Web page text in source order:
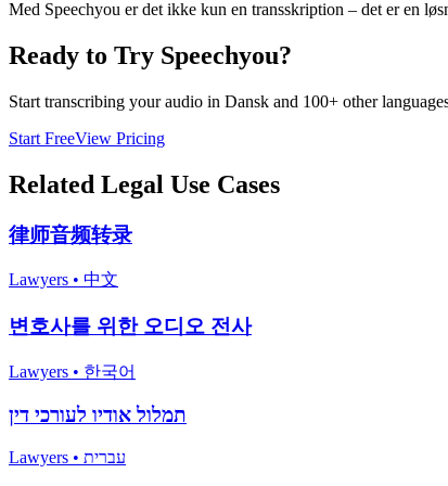
Med Speechyou er det ikke kun en transskription – det er en
Ready to Try Speechyou?
Start transcribing your audio in Dansk and 100+ other
Start FreeView Pricing
Related Legal Use Cases
律师音频转录
Lawyers • 中文
변호사를 위한 오디오 전사
Lawyers • 한국어
תמלול אודיו לעורכי דין
Lawyers • עברית